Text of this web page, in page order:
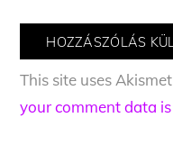
This site uses
your comment data is